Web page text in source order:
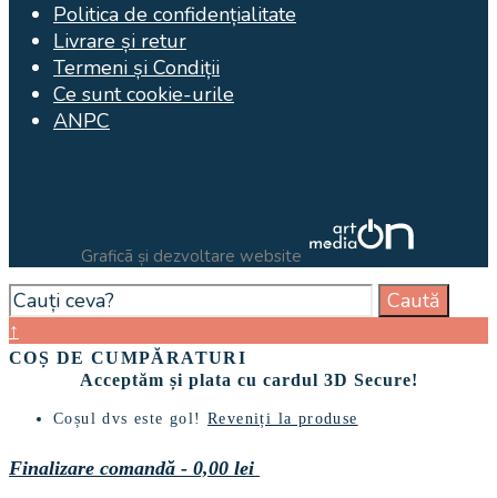
Politica de confidențialitate
Livrare și retur
Termeni și Condiții
Ce sunt cookie-urile
ANPC
Graficã și dezvoltare website
Search
for:
Caută
Close
Search
Window
↑
COȘ DE CUMPĂRATURI
Acceptăm și plata cu cardul 3D Secure!
Coșul dvs este gol!Reveniți la produse
Finalizare comandă - 0,00 lei